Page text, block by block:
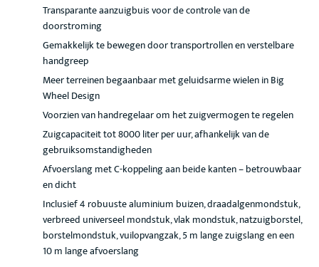
Transparante aanzuigbuis voor de controle van de
doorstroming
Gemakkelijk te bewegen door transportrollen en verstelbare
handgreep
Meer terreinen begaanbaar met geluidsarme wielen in Big
Wheel Design
Voorzien van handregelaar om het zuigvermogen te regelen
Zuigcapaciteit tot 8000 liter per uur, afhankelijk van de
gebruiksomstandigheden
Afvoerslang met C-koppeling aan beide kanten – betrouwbaar
en dicht
Inclusief 4 robuuste aluminium buizen, draadalgenmondstuk,
verbreed universeel mondstuk, vlak mondstuk, natzuigborstel,
borstelmondstuk, vuilopvangzak, 5 m lange zuigslang en een
10 m lange afvoerslang